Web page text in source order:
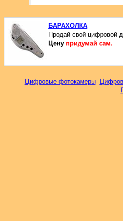
БАРАХОЛКА
Продай свой цифровой
Цену придумай сам.
Цифровые фотокамеры